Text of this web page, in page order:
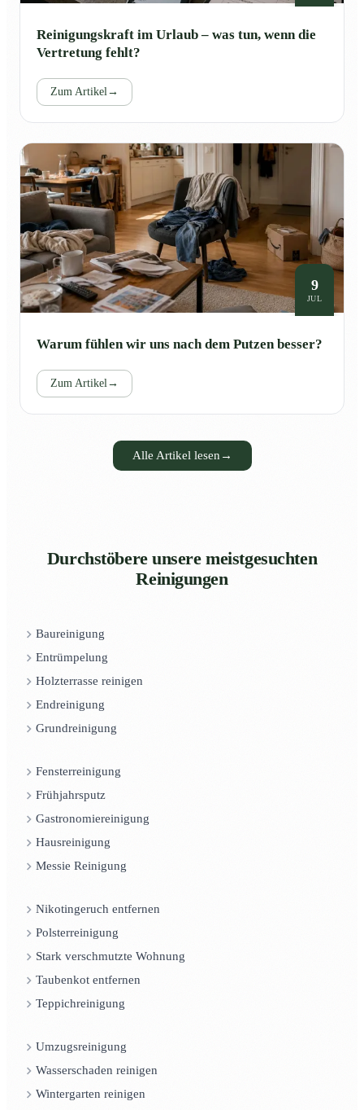
Reinigungskraft im Urlaub – was tun, wenn die
Vertretung fehlt?
Zum Artikel→
9
JUL
Warum fühlen wir uns nach dem Putzen besser?
Zum Artikel→
Alle Artikel lesen →
Durchstöbere unsere meistgesuchten
Reinigungen
Baureinigung
Entrümpelung
Holzterrasse reinigen
Endreinigung
Grundreinigung
Fensterreinigung
Frühjahrsputz
Gastronomiereinigung
Hausreinigung
Messie Reinigung
Nikotingeruch entfernen
Polsterreinigung
Stark verschmutzte Wohnung
Taubenkot entfernen
Teppichreinigung
Umzugsreinigung
Wasserschaden reinigen
Wintergarten reinigen